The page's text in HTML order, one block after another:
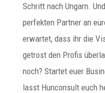
Schritt nach Ungarn.
perfekten Partner an
erwartet, dass ihr die
getrost den Profis
noch? Startet euer
lasst Hunconsult euch